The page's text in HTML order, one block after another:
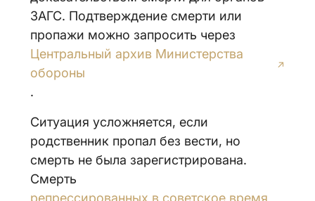
ЗАГС. Подтверждение смерти или
пропажи можно запросить через
Центральный архив Министерства
обороны
.
Ситуация усложняется, если
родственник пропал без вести, но
смерть не была зарегистрирована.
Смерть
репрессированных в советское время